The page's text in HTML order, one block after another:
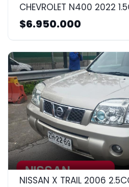
CHEVROLET N400 2022
$6.950.000
NISSAN X TRAIL 2006